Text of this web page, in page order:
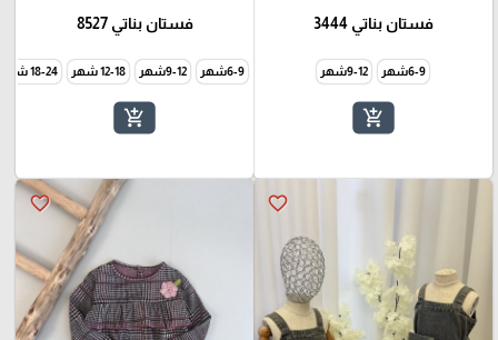
فستان بناتي 3444
6-9شهر 9-12شهر
add_shopping_cart
فستان بناتي 8527
6-9شهر 9-12شهر 12-18 شهر 18-24 شهر
add_shopping_cart
favorite_border
favorite_border